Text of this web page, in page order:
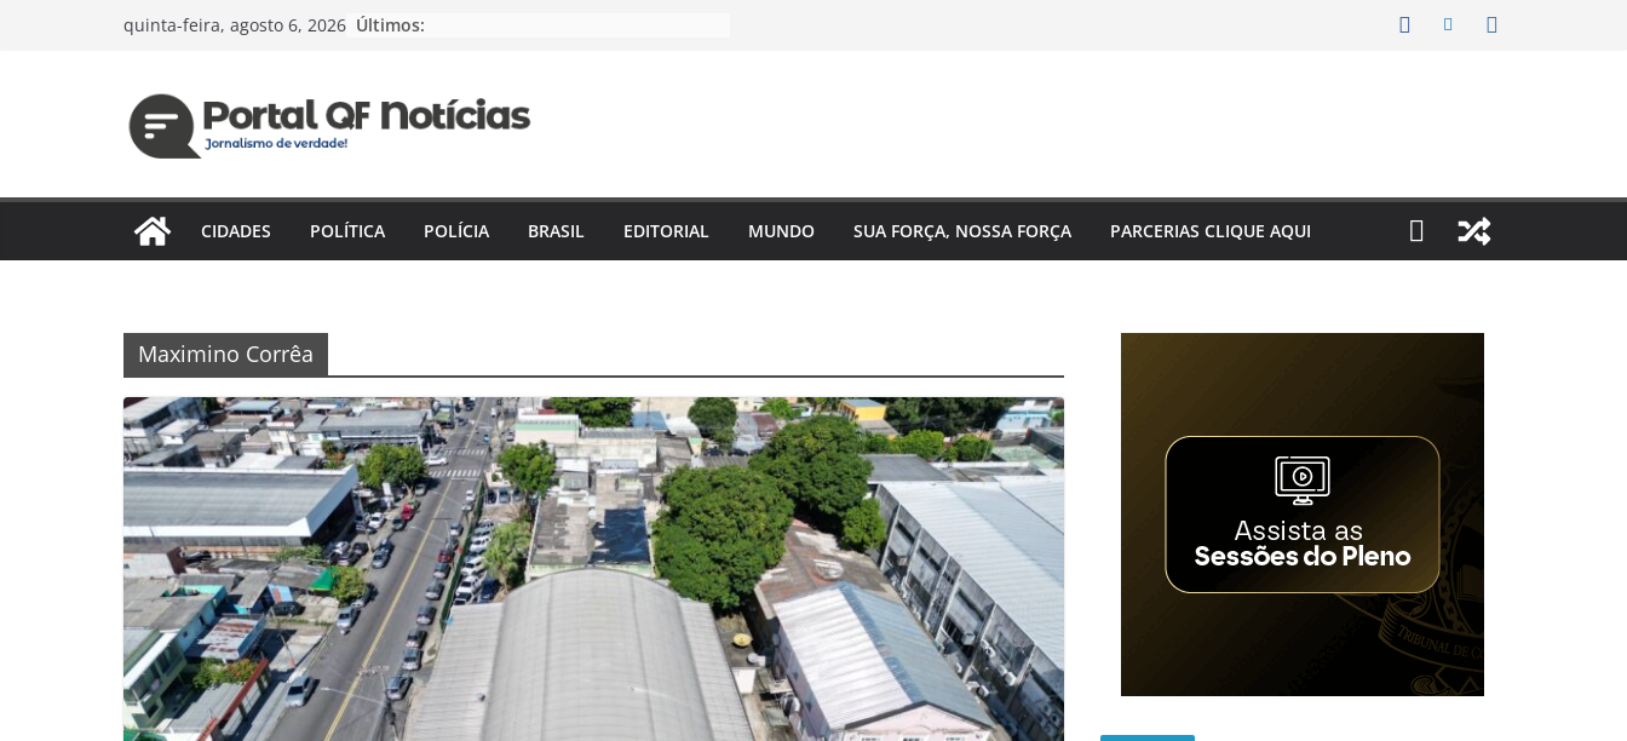
quinta-feira, agosto 6, 2026 Últimos:
CIDADES POLÍTICA POLÍCIA BRASIL EDITORIAL MUNDO SUA FORÇA, NOSSA FORÇA PARCERIAS CLIQUE AQUI
Maximino Corrêa